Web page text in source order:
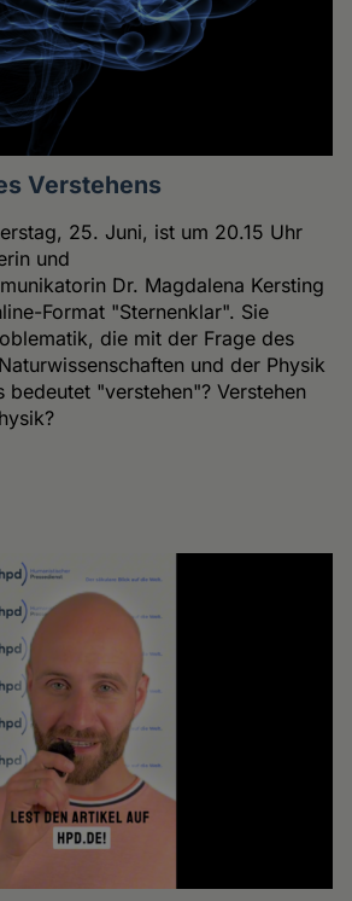
Verstehens
25. Juni, ist um 20.15 Uhr
und
Dr. Magdalena Kersting
Format "Sternenklar". Sie
die mit der Frage des
und der Physik
bedeutet "verstehen"? Verstehen